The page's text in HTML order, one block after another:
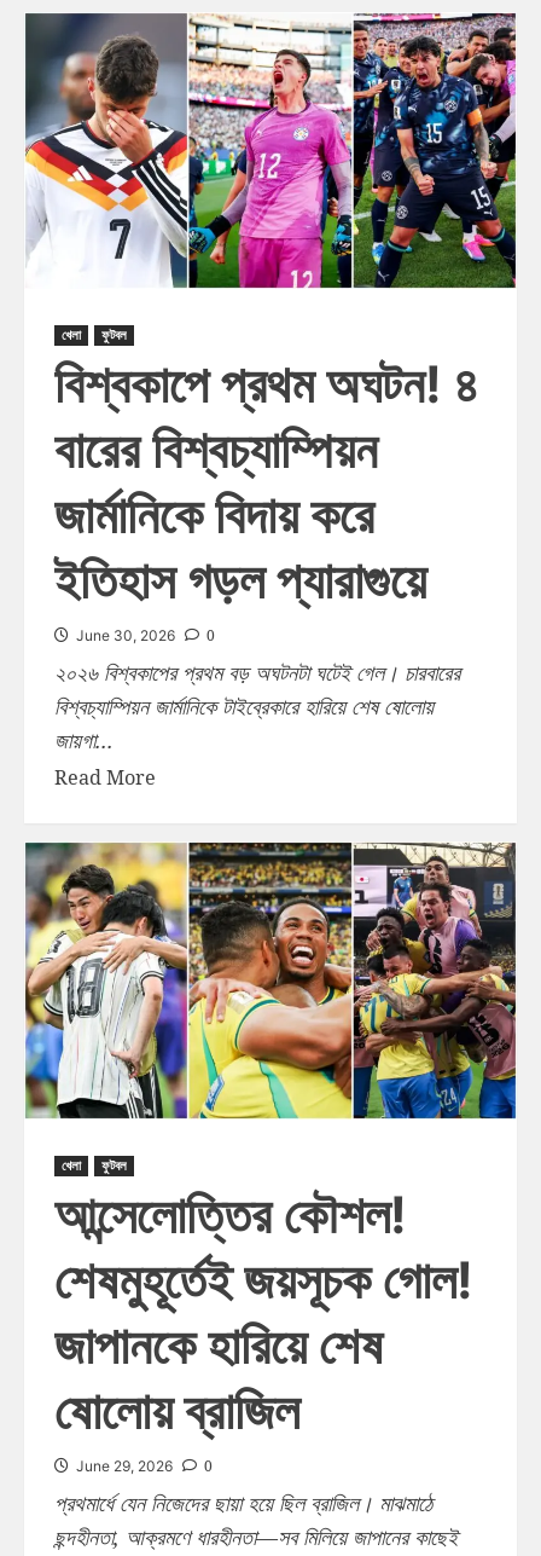
খেলা ফুটবল
বিশ্বকাপে প্রথম অঘটন! ৪
বারের বিশ্বচ্যাম্পিয়ন
জার্মানিকে বিদায় করে
ইতিহাস গড়ল প্যারাগুয়ে
June 30, 2026 0
২০২৬ বিশ্বকাপের প্রথম বড় অঘটনটা ঘটেই গেল। চারবারের
বিশ্বচ্যাম্পিয়ন জার্মানিকে টাইব্রেকারে হারিয়ে শেষ ষোলোয়
জায়গা...
Read More
খেলা ফুটবল
আন্সেলোত্তির কৌশল!
শেষমুহূর্তেই জয়সূচক গোল!
জাপানকে হারিয়ে শেষ
ষোলোয় ব্রাজিল
June 29, 2026 0
প্রথমার্ধে যেন নিজেদের ছায়া হয়ে ছিল ব্রাজিল। মাঝমাঠে
ছন্দহীনতা, আক্রমণে ধারহীনতা—সব মিলিয়ে জাপানের কাছেই